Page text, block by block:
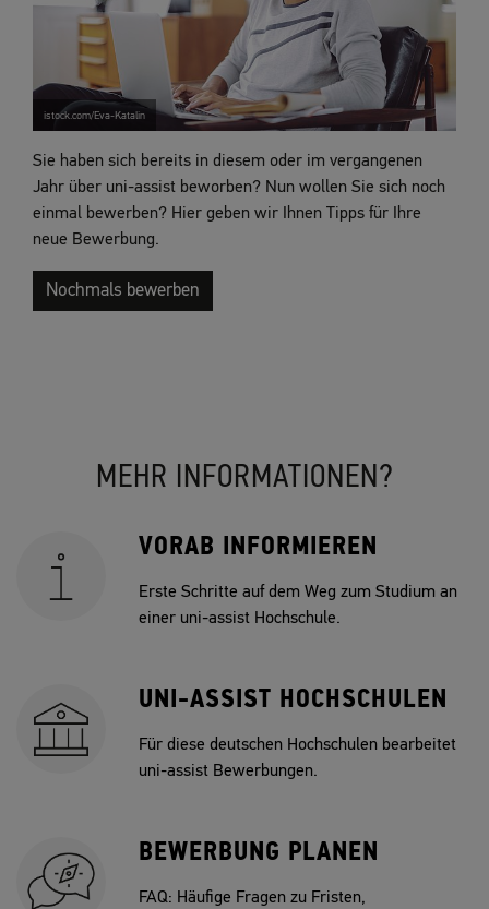
istock.com/Eva-Katalin
Sie haben sich bereits in diesem oder im vergangenen
Jahr über uni-assist beworben? Nun wollen Sie sich noch
einmal bewerben? Hier geben wir Ihnen Tipps für Ihre
neue Bewerbung.
Nochmals bewerben
MEHR INFORMATIONEN?
VORAB INFORMIEREN
Erste Schritte auf dem Weg zum Studium an
einer uni-assist Hochschule.
UNI-ASSIST HOCHSCHULEN
Für diese deutschen Hochschulen bearbeitet
uni-assist Bewerbungen.
BEWERBUNG PLANEN
FAQ: Häufige Fragen zu Fristen,